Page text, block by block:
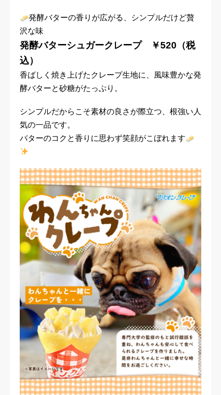
発酵バターの香りが広がる、シンプルだけど贅
沢な味
発酵バターシュガークレープ ￥520（税
込）
香ばしく焼き上げたクレープ生地に、風味豊かな発
酵バターと砂糖がたっぷり。
シンプルだからこそ素材の良さが際立つ、根強い人
気の一品です。
バターのコクと香りに思わず笑顔がこぼれます